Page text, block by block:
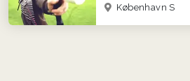
København S